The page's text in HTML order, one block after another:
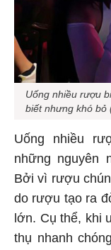
Uống nhiều rượu
biết nhưng khó bỏ
Uống nhiều
những nguyên
Bởi vì rượu
do rượu tạo ra
lớn. Cụ thể, khi
thụ nhanh